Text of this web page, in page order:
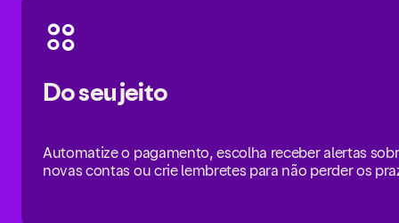
Do seu jeito
Automatize o pagamento, escolha receber alertas
novas contas ou crie lembretes para não perder os